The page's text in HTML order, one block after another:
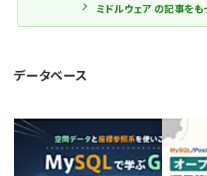
ミドルウェア の記事をも
データベース